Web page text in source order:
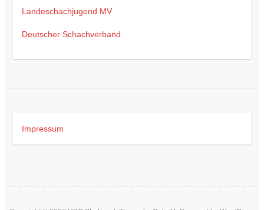
Landeschachjugend MV
Deutscher Schachverband
Impressum